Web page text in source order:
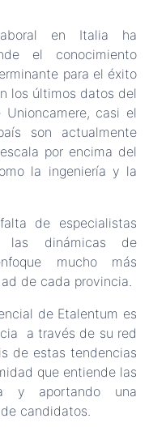
en Italia ha
el conocimiento
para el éxito
los últimos datos del
Unioncamere, casi el
son actualmente
por encima del
la ingeniería y la
de especialistas
las dinámicas de
mucho más
de cada provincia.
de Etalentum es
a través de su red
de estas tendencias
que entiende las
y aportando una
candidatos.